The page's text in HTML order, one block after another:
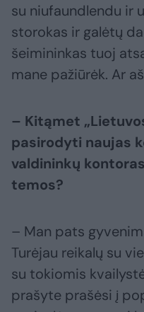
su niufaundlendu ir
storokas ir galėtų
šeimininkas tuoj
mane pažiūrėk. Ar
– Kitąmet
pasirodyti naujas
valdininkų
temos?
– Man pats
Turėjau reikalų su
su tokiomis
prašyte prašėsi į